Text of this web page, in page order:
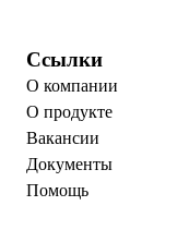
Ссылки
О компании
О продукте
Вакансии
Документы
Помощь